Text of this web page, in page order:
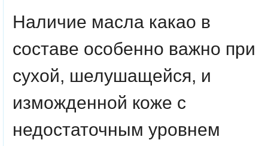
Наличие масла какао в
составе особенно важно при
сухой, шелушащейся, и
изможденной коже с
недостаточным уровнем